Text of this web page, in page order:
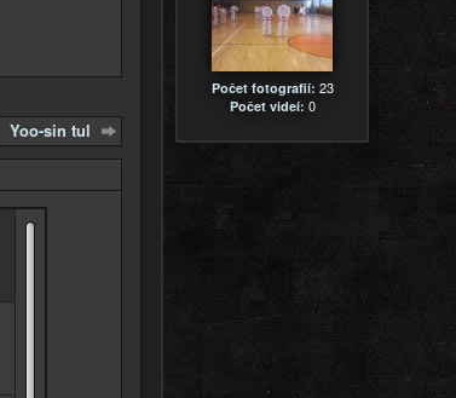
Yoo-sin tul
Počet fotografií: 23
Počet videí: 0